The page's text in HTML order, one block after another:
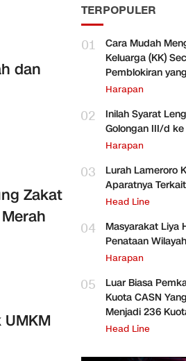
dan
Zakat
TERPOPULER
01
Cara Mudah
Keluarga (KK)
Pemblokiran
Harapan
02
Inilah Syarat
Golongan III/d
Harapan
03
Lurah Lameroro
Aparatnya
Head Line
04
Masyarakat Liya
Penataan
Harapan
05
Luar Biasa
Kuota CASN
Menjadi 236
Head Line